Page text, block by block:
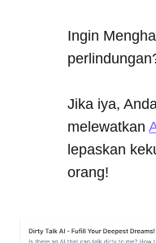
Ingin
Jika iya,
melewatkan
lepaskan
orang!